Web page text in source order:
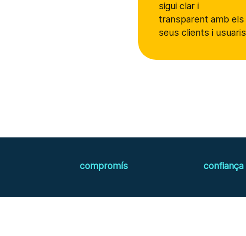
sigui clar i
transparent amb els
seus clients i usuaris
compromís confiança